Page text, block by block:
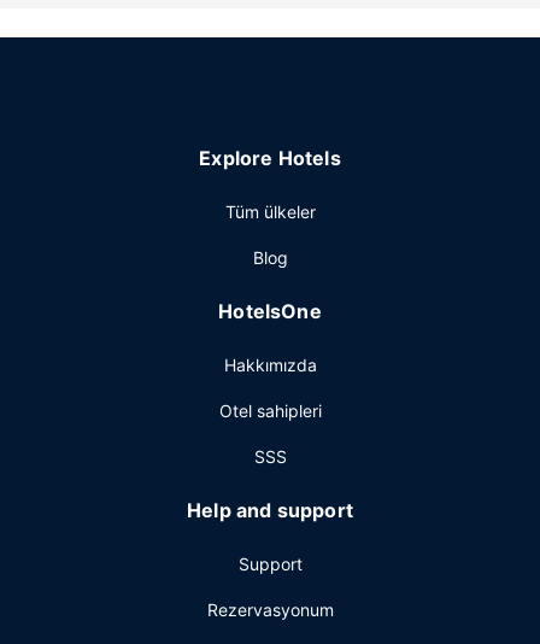
Explore Hotels
Tüm ülkeler
Blog
HotelsOne
Hakkımızda
Otel sahipleri
SSS
Help and support
Support
Rezervasyonum